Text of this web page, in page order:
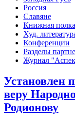
Россия
Славяне
Книжная полка
Худ.
Конференции
Разделы
Журнал
Установлен
веру
Родионову